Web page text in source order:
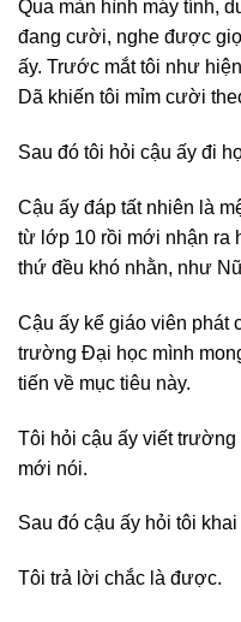
Qua màn hình máy tính,
đang cười, nghe được
ấy. Trước mắt tôi như
Dã khiến tôi mỉm cười
Sau đó tôi hỏi cậu ấy đi
Cậu ấy đáp tất nhiên là
từ lớp 10 rồi mới nhận ra
thứ đều khó nhằn, như
Cậu ấy kể giáo viên phát
trường Đại học mình
tiến về mục tiêu này.
Tôi hỏi cậu ấy viết
mới nói.
Sau đó cậu ấy hỏi tôi
Tôi trả lời chắc là được.